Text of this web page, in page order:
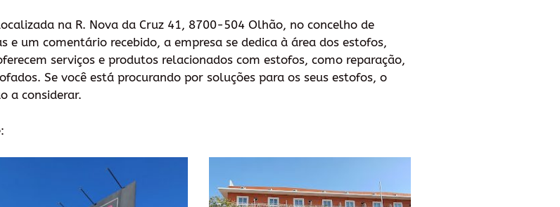
na R. Nova da Cruz 41, 8700-504 Olhão, no concelho de
e um comentário recebido, a empresa se dedica à área dos estofos,
serviços e produtos relacionados com estofos, como reparação,
Se você está procurando por soluções para os seus estofos, o
a considerar.